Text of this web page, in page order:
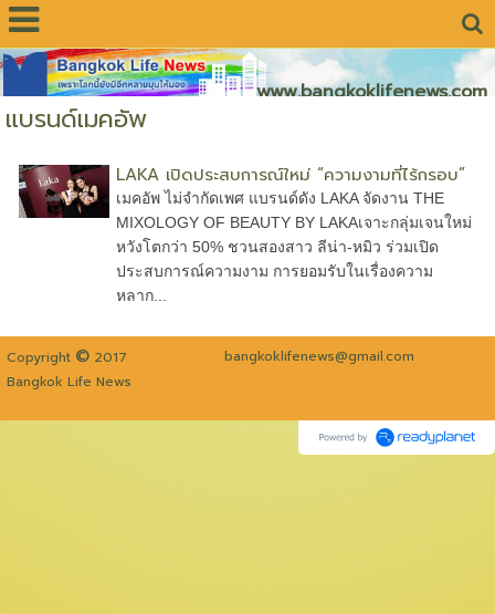
www.bangkoklifenews.com
แบรนด์เมคอัพ
LAKA เปิดประสบการณ์ใหม่ “ความงามที่ไร้กรอบ”
เมคอัพ ไม่จำกัดเพศ แบรนด์ดัง LAKA จัดงาน THE
MIXOLOGY OF BEAUTY BY LAKAเจาะกลุ่มเจนใหม่
หวังโตกว่า 50% ชวนสองสาว ลีน่า-หมิว ร่วมเปิด
ประสบการณ์ความงาม การยอมรับในเรื่องความ
หลาก...
Copyright © 2017
bangkoklifenews@gmail.com
Bangkok Life News